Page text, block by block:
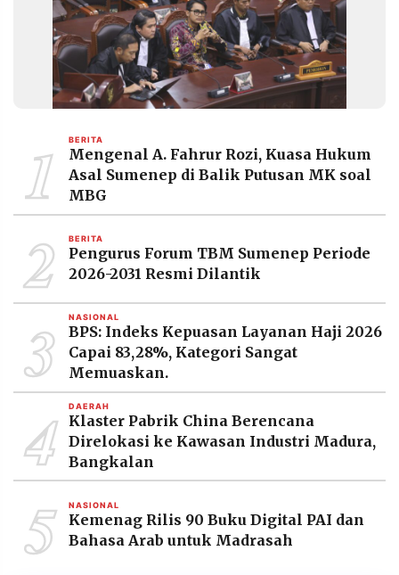
1 BERITA
Mengenal A. Fahrur Rozi, Kuasa Hukum
Asal Sumenep di Balik Putusan MK soal
MBG
2 BERITA
Pengurus Forum TBM Sumenep Periode
2026-2031 Resmi Dilantik
3 NASIONAL
BPS: Indeks Kepuasan Layanan Haji 2026
Capai 83,28%, Kategori Sangat
Memuaskan.
4 DAERAH
Klaster Pabrik China Berencana
Direlokasi ke Kawasan Industri Madura,
Bangkalan
5 NASIONAL
Kemenag Rilis 90 Buku Digital PAI dan
Bahasa Arab untuk Madrasah